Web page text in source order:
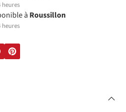
heures
à Roussillon
heures